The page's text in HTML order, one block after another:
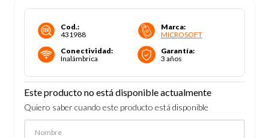
Cod.:
431988
Marca:
MICROSOFT
Conectividad:
Inalámbrica
Garantía:
3 años
Este producto no está disponible actualmente
Quiero saber cuando este producto está disponible